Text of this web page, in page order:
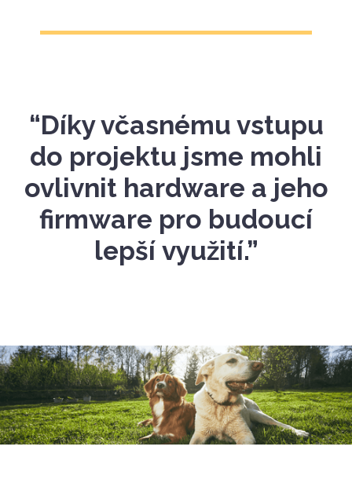
“Díky včasnému vstupu
do projektu jsme mohli
ovlivnit hardware a jeho
firmware pro budoucí
lepší využití.”